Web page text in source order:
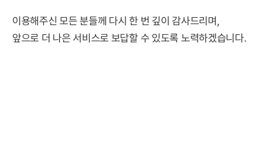
이용해주신 모든 분들께 다시 한 번 깊이 감사드리며,
앞으로 더 나은 서비스로 보답할 수 있도록 노력하겠습니다.